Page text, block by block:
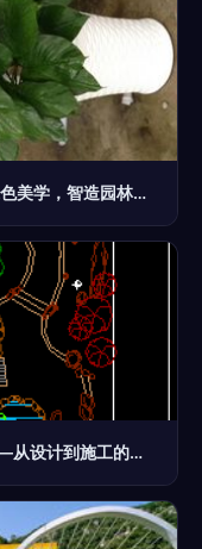
苏州工业园区新昌绿化工程 匠心演绎绿色美学，智造园林精品
私家庭园绿化设计图纸免费下载指南——从设计到施工的全流程解析